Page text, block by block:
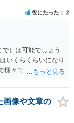
役にたった 2
）は可能でしょう
いくらくらいになり
様々であり、不明で
決裂して相手方が訴
れが通常です。
画像や文章の